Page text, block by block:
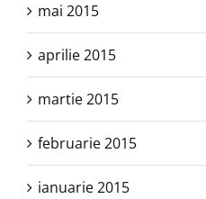
mai 2015
aprilie 2015
martie 2015
februarie 2015
ianuarie 2015